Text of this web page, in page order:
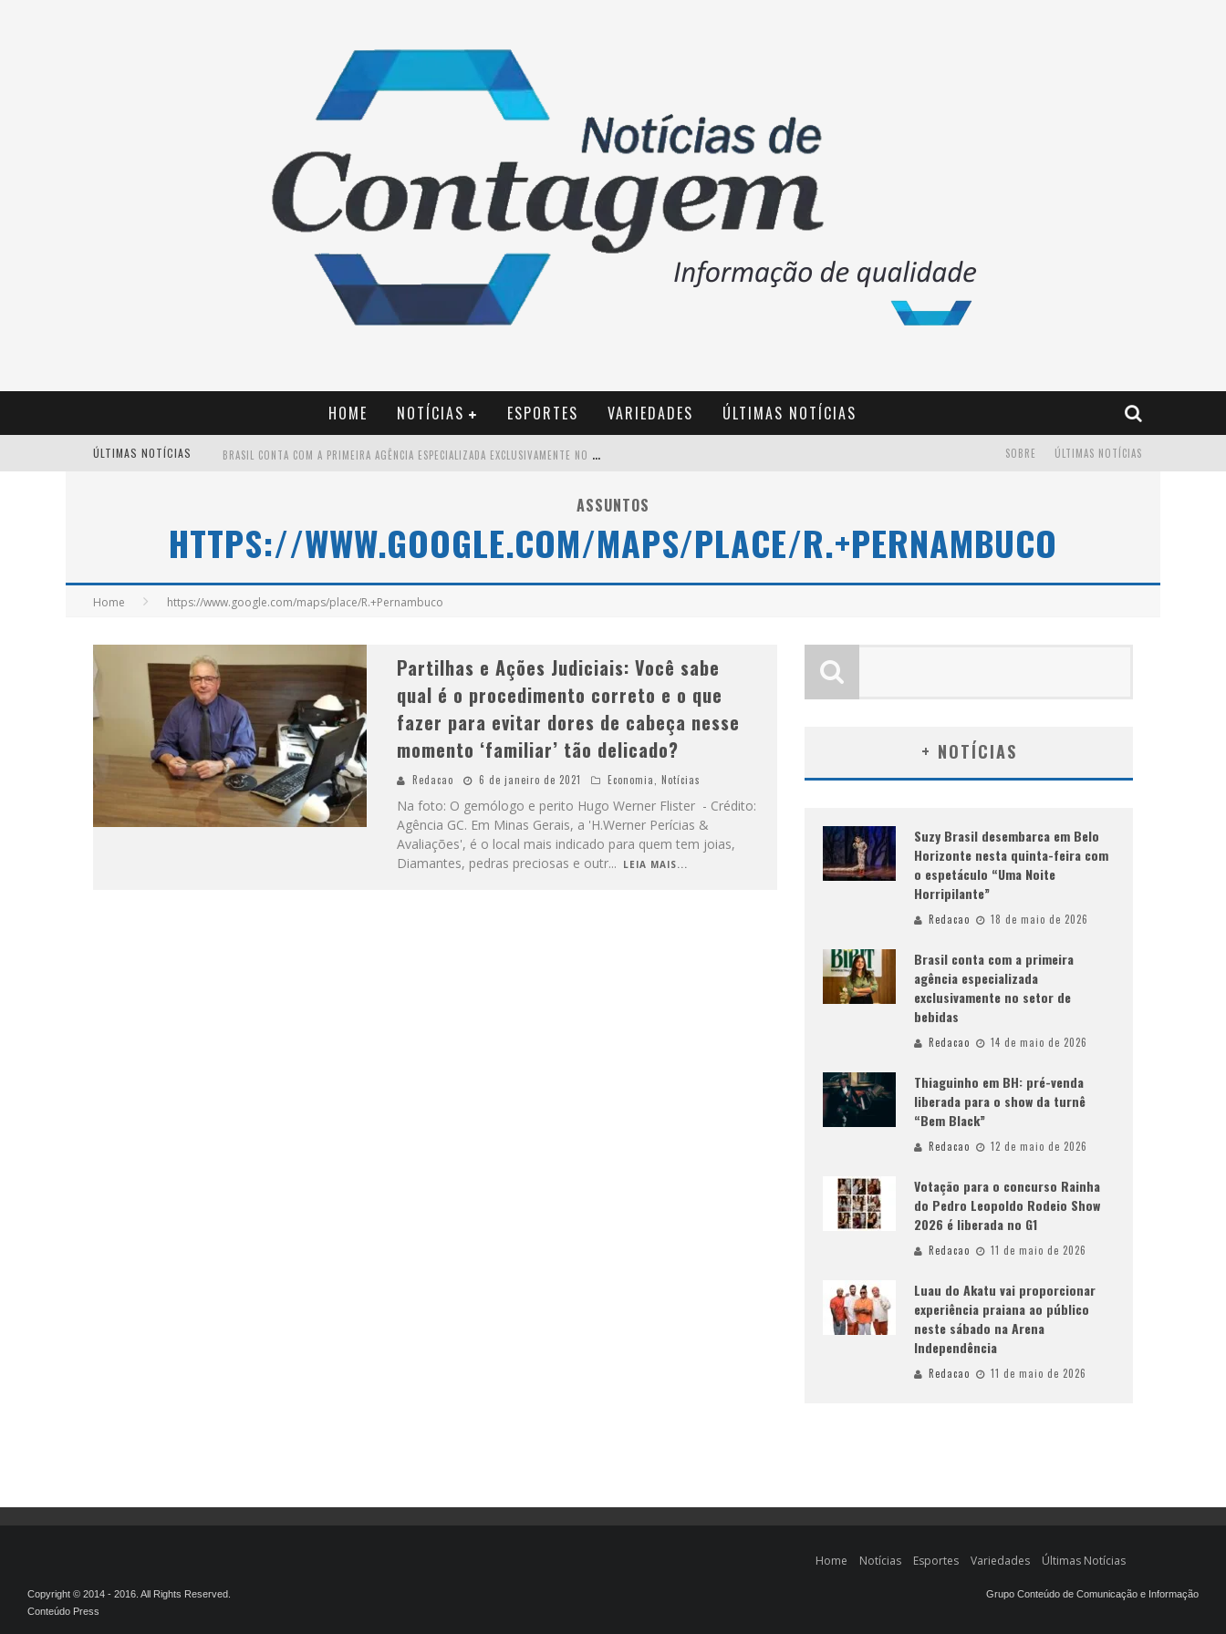
HOME NOTÍCIAS ESPORTES VARIEDADES ÚLTIMAS NOTÍCIAS
ÚLTIMAS NOTÍCIAS B
RASIL CONTA COM A PRIMEIRA AGÊNCIA ESPECIALIZADA EXCLUSIVAMENTE NO SETOR DE BEBIDAS
V
OTAÇÃO PARA O CONCURSO RAINHA DO PEDRO LEOPOLDO RODEIO SHOW 2026 É LIBERADA NO G1
ÚLTIMAS NOTÍCIAS
SOBRE
ASSUNTOS
HTTPS://WWW.GOOGLE.COM/MAPS/PLACE/R.+PERNAMBUCO
Home https://www.google.com/maps/place/R.+Pernambuco
Partilhas e Ações Judiciais: Você sabe
qual é o procedimento correto e o que
fazer para evitar dores de cabeça nesse
momento ‘familiar’ tão delicado?
Redacao 6 de janeiro de 2021 Economia Notícias
Na foto: O gemólogo e perito Hugo Werner Flister - Crédito:
Agência GC. Em Minas Gerais, a 'H.Werner Perícias &
Avaliações', é o local mais indicado para quem tem joias,
Diamantes, pedras preciosas e outr... LEIA MAIS...
+ NOTÍCIAS
Suzy Brasil desembarca em Belo
Horizonte nesta quinta-feira com
o espetáculo “Uma Noite
Horripilante”
Redacao 18 de maio de 2026
Brasil conta com a primeira
agência especializada
exclusivamente no setor de
bebidas
Redacao 14 de maio de 2026
Thiaguinho em BH: pré-venda
liberada para o show da turnê
“Bem Black”
Redacao 12 de maio de 2026
Votação para o concurso Rainha
do Pedro Leopoldo Rodeio Show
2026 é liberada no G1
Redacao 11 de maio de 2026
Luau do Akatu vai proporcionar
experiência praiana ao público
neste sábado na Arena
Independência
Redacao 11 de maio de 2026
Home Notícias Esportes Variedades Últimas Notícias
Copyright © 2014 - 2016. All Rights Reserved.
Conteúdo Press
Grupo Conteúdo de Comunicação e Informação